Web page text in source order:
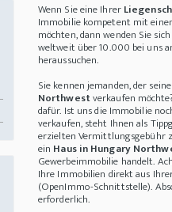
Wenn Sie eine Ihrer
Immobilie kompetent mit
möchten, dann wenden Sie
weltweit über 10.000 bei uns
heraussuchen.
Sie kennen jemanden, der seine
Northwestverkaufen
dafür. Ist uns die Immobilie
verkaufen, steht Ihnen als
erzielten Vermittlungsgebühr
ein Haus in Hungary
Gewerbeimmobilie handelt.
Ihre Immobilien direkt aus
(OpenImmo-Schnittstelle).
erforderlich.